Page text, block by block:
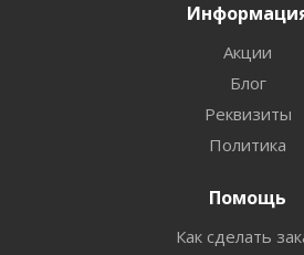
Акции
Блог
Реквизиты
Политика
Помощь
Как сделать